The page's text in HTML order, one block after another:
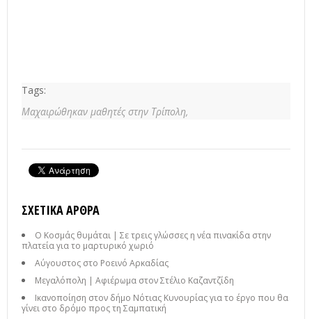
Tags:
Μαχαιρώθηκαν μαθητές στην Τρίπολη,
ΣΧΕΤΙΚΆ ΆΡΘΡΑ
Ο Κοσμάς θυμάται | Σε τρεις γλώσσες η νέα πινακίδα στην
πλατεία για το μαρτυρικό χωριό
Αύγουστος στο Ροεινό Αρκαδίας
Μεγαλόπολη | Αφιέρωμα στον Στέλιο Καζαντζίδη
Ικανοποίηση στον δήμο Νότιας Κυνουρίας για το έργο που θα
γίνει στο δρόμο προς τη Σαμπατική